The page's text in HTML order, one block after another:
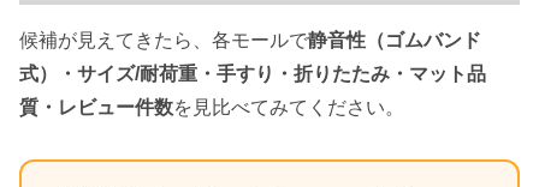
候補が見えてきたら、各モールで静音性（ゴムバンド
式）・サイズ/耐荷重・手すり・折りたたみ・マット品
質・レビュー件数を見比べてみてください。